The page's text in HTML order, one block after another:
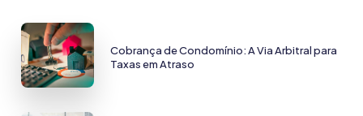
Cobrança de Condomínio: A Via Arbitral para
Taxas em Atraso